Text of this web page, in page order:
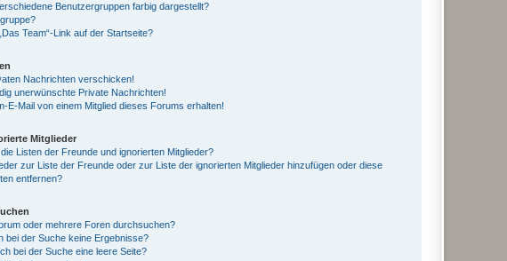
Benutzergruppen farbig dargestellt?
Team“-Link auf der Startseite?
Nachrichten verschicken!
unerwünschte Private Nachrichten!
E-Mail von einem Mitglied dieses Forums erhalten!
Mitglieder
Listen der Freunde und ignorierten Mitglieder?
zur Liste der Freunde oder zur Liste der ignorierten Mitglieder hinzufügen oder diese
entfernen?
oder mehrere Foren durchsuchen?
bei der Suche keine Ergebnisse?
bei der Suche eine leere Seite?